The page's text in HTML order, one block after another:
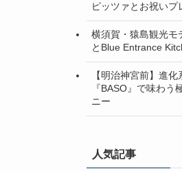
ピッツァとお祝いプ
横須賀・猿島観光モ
とBlue Entrance
【明治神宮前】進化
『BASO』で味わう
ニー
人気記事